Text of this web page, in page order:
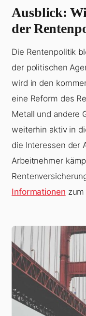
Ausblick:
der
Die Rentenpolitik
der politischen
wird in den
eine Reform des
Metall und andere
weiterhin aktiv in
die Interessen der
Arbeitnehmer
Informationen